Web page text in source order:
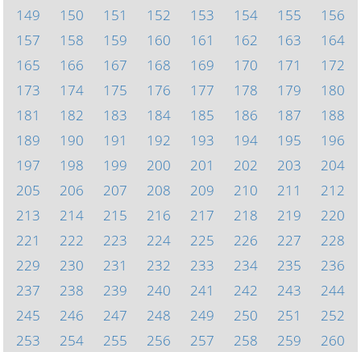
149
150 151 152 153 154 155
156
157
158 159 160 161 162 163
164
165
166 167 168 169 170 171
172
173
174 175 176 177 178 179
180
181
182 183 184 185 186 187
188
189
190 191 192 193 194 195
196
197
198 199 200 201 202 203
204
205
206 207 208 209 210 211
212
213
214 215 216 217 218 219
220
221
222 223 224 225 226 227
228
229
230 231 232 233 234 235
236
237
238 239 240 241 242 243
244
245
246 247 248 249 250 251
252
253
254 255 256 257 258 259
260